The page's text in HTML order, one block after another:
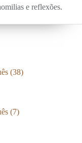
e reflexões.
(38)
(7)